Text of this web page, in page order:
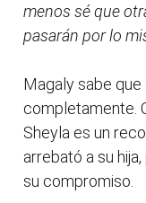
menos sé que
pasarán por lo
Magaly sabe que
completamente.
Sheyla es un
arrebató a su
su compromiso.